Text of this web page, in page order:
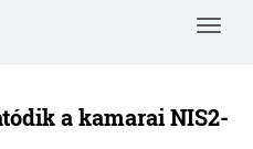
Toggle
a kamarai NIS2-